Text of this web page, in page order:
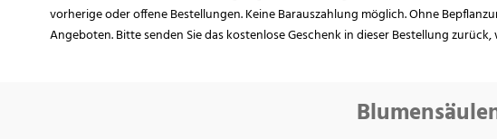
vorherige oder offene Bestellungen. Keine Barauszahlung möglich. Ohne
Angeboten. Bitte senden Sie das kostenlose Geschenk in dieser Bestellung